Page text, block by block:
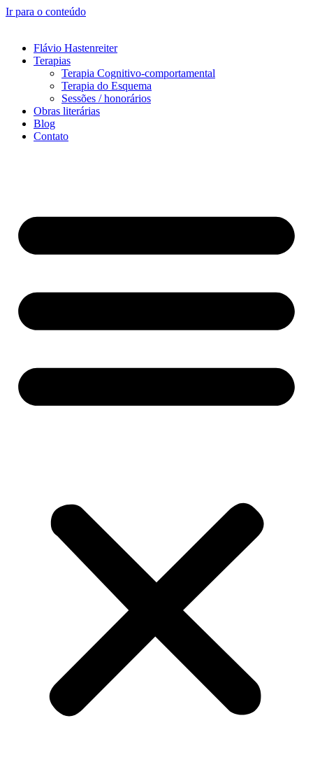
Ir para o conteúdo
Flávio Hastenreiter
Terapias
Terapia Cognitivo-comportamental
Terapia do Esquema
Sessões / honorários
Obras literárias
Blog
Contato